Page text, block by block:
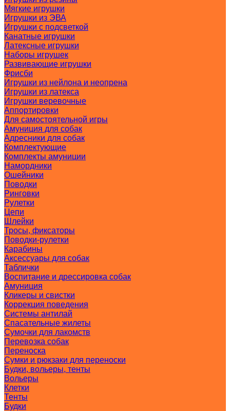
Мягкие игрушки
Игрушки из ЭВА
Игрушки с подсветкой
Канатные игрушки
Латексные игрушки
Наборы игрушек
Развивающие игрушки
Фрисби
Игрушки из нейлона и неопрена
Игрушки из латекса
Игрушки веревочные
Аппортировки
Для самостоятельной игры
Амуниция для собак
Адресники для собак
Комплектующие
Комплекты амуниции
Намордники
Ошейники
Поводки
Ринговки
Рулетки
Цепи
Шлейки
Тросы, фиксаторы
Поводки-рулетки
Карабины
Аксессуары для собак
Таблички
Воспитание и дрессировка собак
Амуниция
Кликеры и свистки
Коррекция поведения
Системы антилай
Спасательные жилеты
Сумочки для лакомств
Перевозка собак
Переноска
Сумки и рюкзаки для переноски
Будки, вольеры, тенты
Вольеры
Клетки
Тенты
Будки